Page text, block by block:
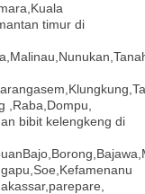
timur di
,Raba,Dompu,
bibit kelengkeng di